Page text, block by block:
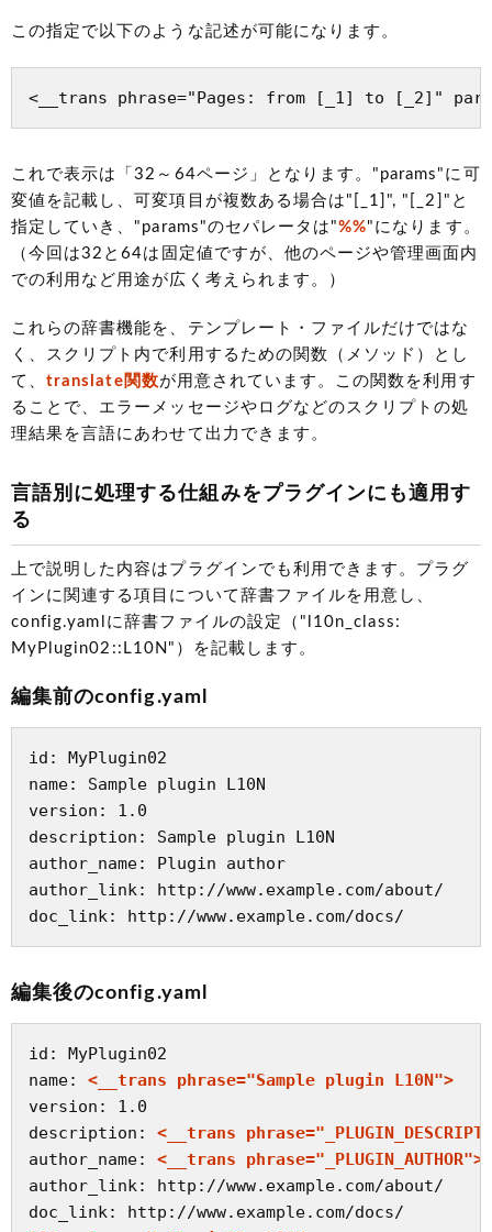
この指定で以下のような記述が可能になります。
<__trans phrase="Pages: from [_1] to [_2]"
これで表示は「32～64ページ」となります。"params"に可
変値を記載し、可変項目が複数ある場合は"[_1]", "[_2]"と
指定していき、"params"のセパレータは"%%"になります。
（今回は32と64は固定値ですが、他のページや管理画面内
での利用など用途が広く考えられます。）
これらの辞書機能を、テンプレート・ファイルだけではな
く、スクリプト内で利用するための関数（メソッド）とし
て、translate関数が用意されています。この関数を利用す
ることで、エラーメッセージやログなどのスクリプトの処
理結果を言語にあわせて出力できます。
言語別に処理する仕組みをプラグインにも適用す
る
上で説明した内容はプラグインでも利用できます。プラグ
インに関連する項目について辞書ファイルを用意し、
config.yamlに辞書ファイルの設定（"l10n_class:
MyPlugin02::L10N"）を記載します。
編集前のconfig.yaml
id: MyPlugin02
name: Sample plugin L10N
version: 1.0
description: Sample plugin L10N
author_name: Plugin author
author_link: http://www.example.com/about/
編集後のconfig.yaml
id: MyPlugin02
name: <__trans phrase="Sample plugin L10N">
version: 1.0
description: <__trans
author_name: <__trans phrase="_PLUGIN_AUTHOR">
author_link: http://www.example.com/about/